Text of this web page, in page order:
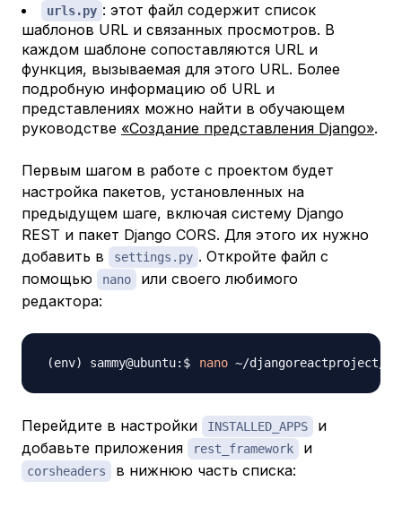
urls.py : этот файл содержит список
шаблонов URL и связанных просмотров. В
каждом шаблоне сопоставляются URL и
функция, вызываемая для этого URL. Более
подробную информацию об URL и
представлениях можно найти в обучающем
руководстве «Создание представления Django».
Первым шагом в работе с проектом будет
настройка пакетов, установленных на
предыдущем шаге, включая систему Django
REST и пакет Django CORS. Для этого их нужно
добавить в
settings.py . Откройте файл с
помощью
nano
или своего любимого
редактора:
nano
Перейдите в настройки INSTALLED_APPS
и
добавьте приложения
rest_framework и
corsheaders в нижнюю часть списка: